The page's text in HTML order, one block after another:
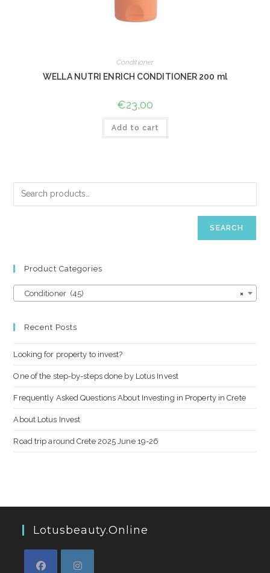
Conditioner
WELLA NUTRI ENRICH CONDITIONER 200 ml
€23,00
Add to cart
SEARCH
Product Categories
×
Conditioner (45)
Recent Posts
Looking for property to invest?
One of the step-by-steps done by Lotus Invest
Frequently Asked Questions About Investing in Property in Crete
About Lotus Invest
Road trip around Crete 2025 June 19-26
Lotusbeauty.online